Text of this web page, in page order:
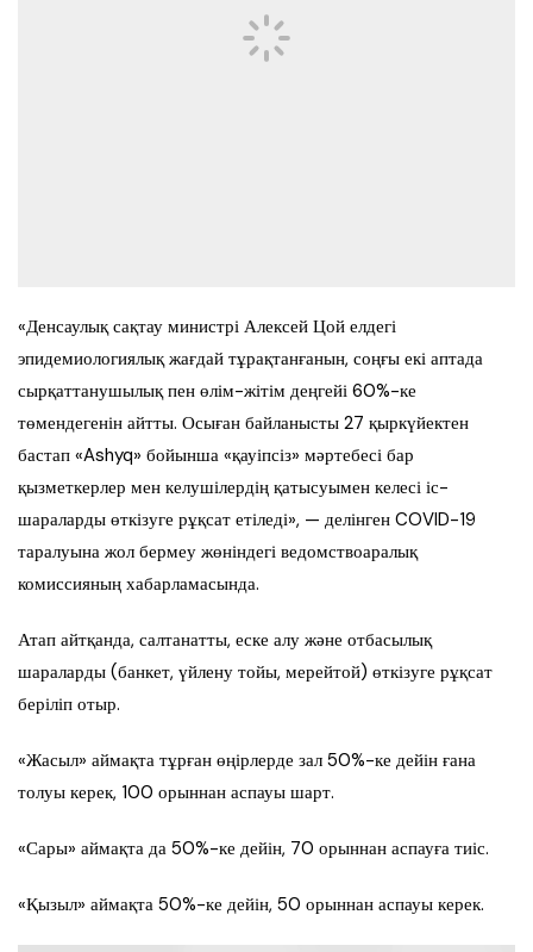
«Денсаулық сақтау министрі Алексей Цой елдегі
эпидемиологиялық жағдай тұрақтанғанын, соңғы екі аптада
сырқаттанушылық пен өлім-жітім деңгейі 60%-ке
төмендегенін айтты. Осыған байланысты 27 қыркүйектен
бастап «Ashyq» бойынша «қауіпсіз» мәртебесі бар
қызметкерлер мен келушілердің қатысуымен келесі іс-
шараларды өткізуге рұқсат етіледі», — делінген COVID-19
таралуына жол бермеу жөніндегі ведомствоаралық
комиссияның хабарламасында.
Атап айтқанда, салтанатты, еске алу және отбасылық
шараларды (банкет, үйлену тойы, мерейтой) өткізуге рұқсат
беріліп отыр.
«Жасыл» аймақта тұрған өңірлерде зал 50%-ке дейін ғана
толуы керек, 100 орыннан аспауы шарт.
«Сары» аймақта да 50%-ке дейін, 70 орыннан аспауға тиіс.
«Қызыл» аймақта 50%-ке дейін, 50 орыннан аспауы керек.